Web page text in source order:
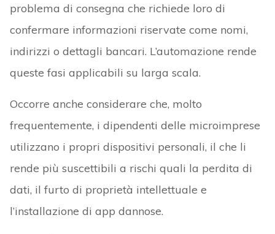
problema di consegna che richiede loro di
confermare informazioni riservate come nomi,
indirizzi o dettagli bancari. L’automazione rende
queste fasi applicabili su larga scala.
Occorre anche considerare che, molto
frequentemente, i dipendenti delle microimprese
utilizzano i propri dispositivi personali, il che li
rende più suscettibili a rischi quali la perdita di
dati, il furto di proprietà intellettuale e
l’installazione di app dannose.